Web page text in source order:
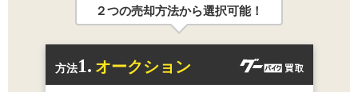
２つの売却方法から選択可能！
方法1. オークション